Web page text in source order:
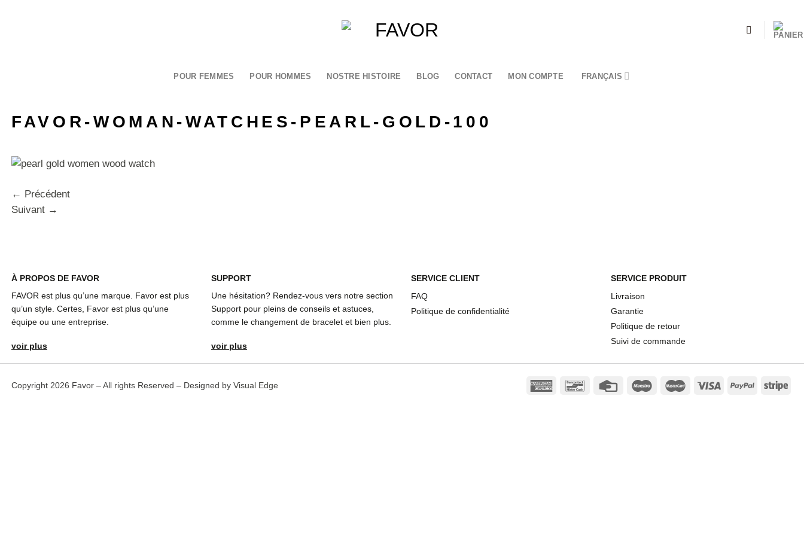
POUR FEMMES POUR HOMMES NOSTRE HISTOIRE BLOG CONTACT MON COMPTE FRANÇAIS
FAVOR-WOMAN-WATCHES-PEARL-GOLD-100
← Précédent
Suivant →
À PROPOS DE FAVOR
FAVOR est plus qu’une marque. Favor est plus
qu’un style. Certes, Favor est plus qu’une
équipe ou une entreprise.
voir plus
SUPPORT
Une hésitation? Rendez-vous vers notre section
Support pour pleins de conseils et astuces,
comme le changement de bracelet et bien plus.
voir plus
SERVICE CLIENT
FAQ
Politique de confidentialité
SERVICE PRODUIT
Livraison
Garantie
Politique de retour
Suivi de commande
Copyright 2026 Favor – All rights Reserved – Designed by Visual Edge